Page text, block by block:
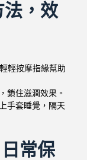
法，效
輕按摩指緣幫助
鎖住滋潤效果。
手套睡覺，隔天
常保